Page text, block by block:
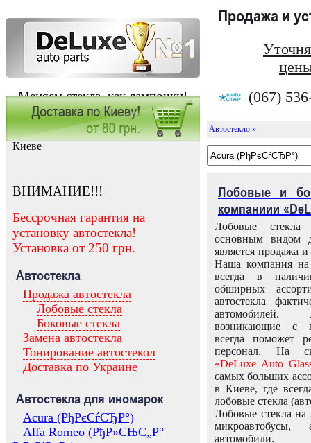
Меняем стекла, как лампочки!
Продажа и
(067)
Заказать установку автостекла в
Киеве
ВНИМАНИЕ!!!
Бессрочная гарантия на
установку автостекла!
Установка от 250 грн.
Автостекла
Продажа автостекла
Лобовые стекла
Боковые стекла
Замена автостекла
Тонирование автостекол
Доставка по Украине
Автостекла для иномарок
Acura (РђРєСѓСЂР°)
Alfa Romeo (РђР»СЊС„Р°
Автостекло »
Лобовые и
компаниии
Лобовые
основным видом
является продажа и
Наша компания на
всегда в
обширных
автостекла
возникающие с
всегда поможет
персонал. На
«DeLuxe Auto
самых больших
в Киеве, где
лобовые стекла
Лобовые стекла на
микроавтобусы,
автомобили.